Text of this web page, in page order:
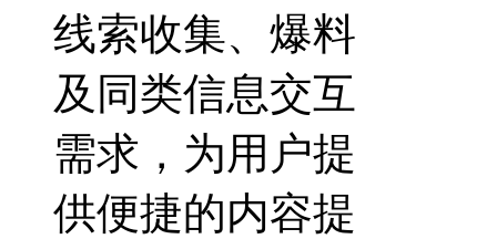
线索收集、爆料
及同类信息交互
需求，为用户提
供便捷的内容提